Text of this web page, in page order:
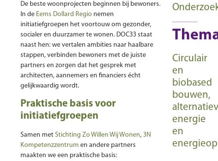
De beste woonprojecten beginnen bij bewoners.
In de Eems Dollard Regio nemen
initiatiefgroepen het voortouw om gezonder,
socialer en duurzamer te wonen. DOC33 staat
naast hen: we vertalen ambities naar haalbare
stappen, verbinden bewoners met de juiste
partners en zorgen dat het gesprek met
architecten, aannemers en financiers écht
gelijkwaardig wordt.
Praktische basis voor
initiatiefgroepen
Samen metStichting Zo Willen Wij Wonen,3N
Kompetenzzentrum en andere partners
maakten we een praktische basis:
Circulair
en
biobased
bouwen,
energie
en